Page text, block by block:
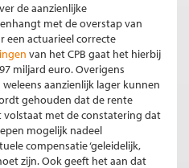
de aanzienlijke
met de overstap van
een actuarieel correcte
van het CPB gaat het hierbij
miljard euro. Overigens
aanzienlijk lager kunnen
gehouden dat de rente
volstaat met de constatering dat
mogelijk nadeel
compensatie ‘geleidelijk,
zijn. Ook geeft het aan dat